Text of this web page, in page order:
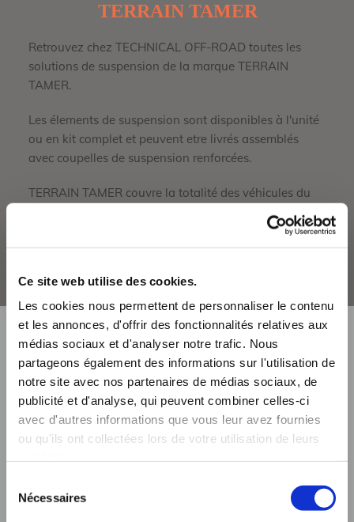
Ce site web utilise des cookies.
Les cookies nous permettent de personnaliser le contenu
et les annonces, d'offrir des fonctionnalités relatives aux
médias sociaux et d'analyser notre trafic. Nous
partageons également des informations sur l'utilisation de
notre site avec nos partenaires de médias sociaux, de
publicité et d'analyse, qui peuvent combiner celles-ci
avec d'autres informations que vous leur avez fournies
ou qu'ils ont collectées lors de votre utilisation de leurs
Nécessaires
TERRAIN TAMER
Retrouvez chez TECHNICAL OFF-ROAD toutes les
solutions de suspension de la marque TERRAIN
TAMER.
Les élements de suspension sont disponibles à l'unité
ou en kit complet et peuvent etre livrés assemblés
avec coupelles de suspension renforcées.
TERRAIN TAMER couvre la totalité des véhicules du